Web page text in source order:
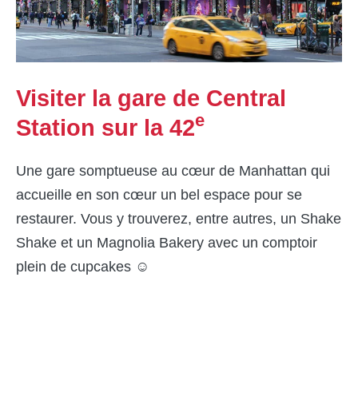
Visiter la gare de Central
Station sur la 42e
Une gare somptueuse au cœur de Manhattan qui
accueille en son cœur un bel espace pour se
restaurer. Vous y trouverez, entre autres, un Shake
Shake et un Magnolia Bakery avec un comptoir
plein de cupcakes ☺